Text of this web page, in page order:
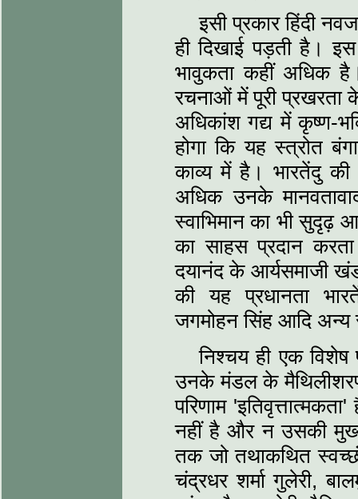
इसी प्रकार हिंदी
ही दिखाई पड़ती है।
भावुकता कहीं अधिक
रचनाओं में पूरी प्रखरता
अधिकांश गद्य में कृष्‍ण-
होगा कि यह स्‍त्रोत
काव्‍य में है। भारतेंदु
अधिक उनके
स्‍वाभिमान का भी सुदृढ़
का साहस प्रदान
दयानंद के आर्यसमाजी
की यह प्रधानता
जगमोहन सिंह आदि अन्‍य
निश्‍चय ही एक विशेष
उनके मंडल के
परिणाम
नहीं है और न उसकी मुख्‍य
तक जो तथाकथित
चंद्रधर शर्मा गुलेरी,